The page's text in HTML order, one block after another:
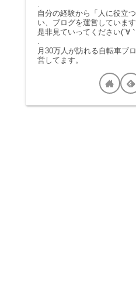
.
自分の経験から「人に役立
い、ブログを運営しています
是非見ていってください(´∀
.
月30万人が訪れる自転車ブ
営してます。